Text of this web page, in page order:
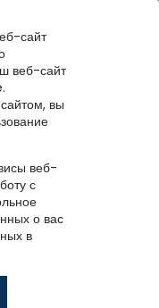
сайт
веб-сайт
вы
веб-
с
о вас
в
документам и
зарегистрируйтесь.
на портале. На
пароля.
доступ к
мероприятий,
документам, а